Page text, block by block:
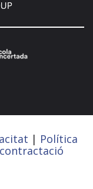
| Política